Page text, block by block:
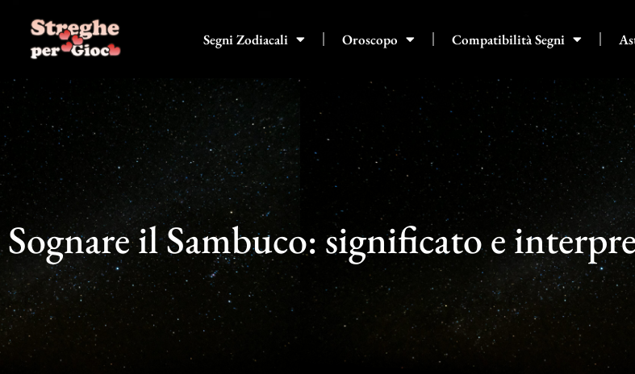
contenuto
Segni Zodiacali Oroscopo Compatibilità Segni
Sognare il Sambuco: significato e